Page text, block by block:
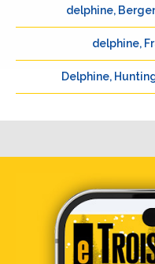
delphine,
delphine,
Delphine,